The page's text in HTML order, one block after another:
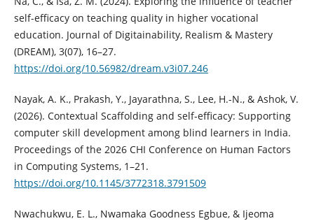
self-efficacy on teaching quality in higher vocational
education. Journal of Digitainability, Realism & Mastery
(DREAM), 3(07), 16–27.
https://doi.org/10.56982/dream.v3i07.246
Nayak, A. K., Prakash, Y., Jayarathna, S., Lee, H.-N., & Ashok, V.
(2026). Contextual Scaffolding and self-efficacy: Supporting
computer skill development among blind learners in India.
Proceedings of the 2026 CHI Conference on Human Factors
in Computing Systems, 1–21.
https://doi.org/10.1145/3772318.3791509
Nwachukwu, E. L., Nwamaka Goodness Egbue, & Ijeoma